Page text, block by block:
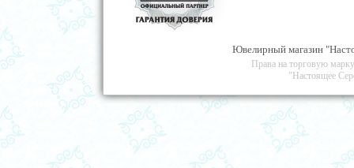
Ювелирный магазин
Права на торговую
"Настоящее